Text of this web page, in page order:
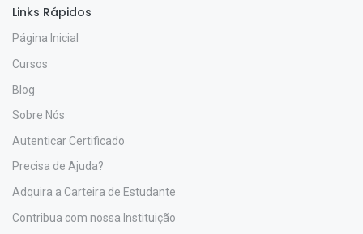
Links Rápidos
Página Inicial
Cursos
Blog
Sobre Nós
Autenticar Certificado
Precisa de Ajuda?
Adquira a Carteira de Estudante
Contribua com nossa Instituição